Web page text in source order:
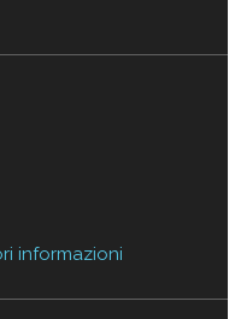
informazioni